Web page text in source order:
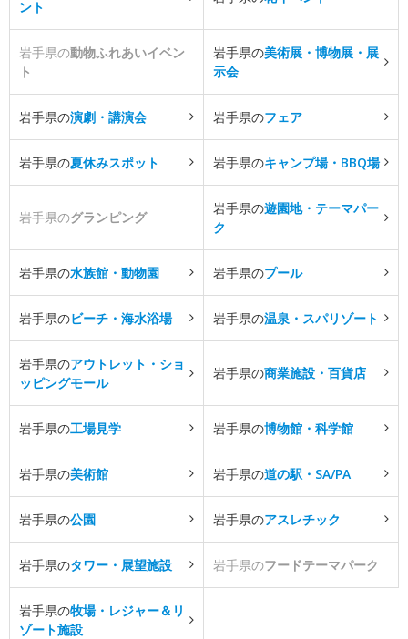
ント
岩手県の動物ふれあいイベン
ト
岩手県の美術展・博物展・展
示会
岩手県の演劇・講演会 岩手県のフェア
岩手県の夏休みスポット 岩手県のキャンプ場・BBQ場
岩手県のグランピング
岩手県の遊園地・テーマパー
ク
岩手県の水族館・動物園 岩手県のプール
岩手県のビーチ・海水浴場 岩手県の温泉・スパリゾート
岩手県のアウトレット・ショ
ッピングモール
岩手県の商業施設・百貨店
岩手県の工場見学 岩手県の博物館・科学館
岩手県の美術館 岩手県の道の駅・SA/PA
岩手県の公園 岩手県のアスレチック
岩手県のタワー・展望施設 岩手県のフードテーマパーク
岩手県の牧場・レジャー＆リ
ゾート施設